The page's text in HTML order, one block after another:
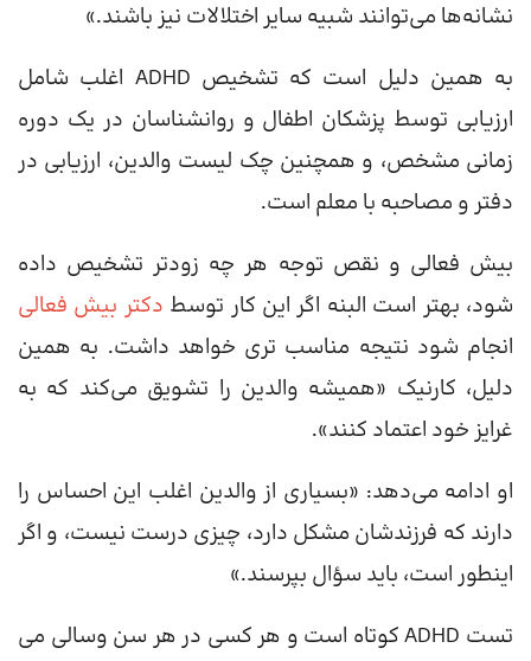
نشانه‌ها می‌توانند شبیه سایر اختلالات نیز باشند.»
به همین دلیل است که تشخیص ADHD اغلب شامل
ارزیابی توسط پزشکان اطفال و روانشناسان در یک دوره
زمانی مشخص، و همچنین چک لیست والدین، ارزیابی در
دفتر و مصاحبه با معلم است.
بیش فعالی و نقص توجه هر چه زودتر تشخیص داده
شود، بهتر است البنه اگر این کار توسط دکتر بیش فعالی
انجام شود نتیجه مناسب تری خواهد داشت. به همین
دلیل، کارنیک «همیشه والدین را تشویق می‌کند که به
غرایز خود اعتماد کنند».
او ادامه می‌دهد: «بسیاری از والدین اغلب این احساس را
دارند که فرزندشان مشکل دارد، چیزی درست نیست، و اگر
اینطور است، باید سؤال بپرسند.»
تست ADHD کوتاه است و هر کسی در هر سن وسالی می